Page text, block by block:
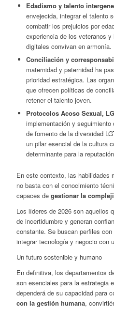
Edadismo y talento
envejecida, integrar el talento
combatir los prejuicios por
experiencia de los veteranos
digitales convivan en armonía.
Conciliación y
maternidad y paternidad ha
prioridad estratégica. Las
que ofrecen políticas de
retener el talento joven.
Protocolos Acoso Sexual,
implementación y
de fomento de la diversidad
un pilar esencial de la cultura
determinante para la
En este contexto, las habilidades
no basta con el conocimiento
capaces de gestionar la
Los líderes de 2026 son aquellos
de incertidumbre y generan
constante. Se buscan perfiles
integrar tecnología y negocio con
Un futuro sostenible y humano
En definitiva, los departamentos
son esenciales para la estrategia
dependerá de su capacidad para
con la gestión humana,